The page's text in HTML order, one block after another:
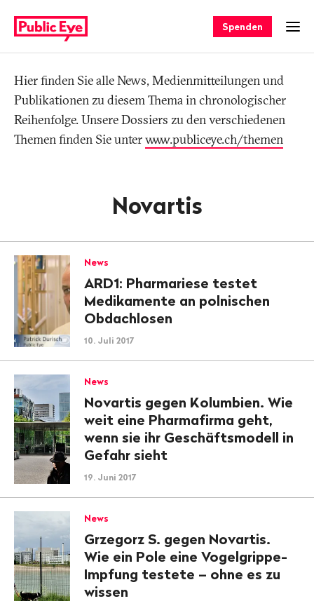
auf
publiceye.ch
Spenden
Tag
Hier finden Sie alle News, Medienmitteilungen und
Publikationen zu diesem Thema in chronologischer
Reihenfolge. Unsere Dossiers zu den verschiedenen
Themen finden Sie unterwww.publiceye.ch/themen
Novartis
News
ARD1: Pharmariese testet
Medikamente an polnischen
Obdachlosen
10. Juli 2017
News
Novartis gegen Kolumbien. Wie
weit eine Pharmafirma geht,
wenn sie ihr Geschäftsmodell in
Gefahr sieht
19. Juni 2017
News
Grzegorz S. gegen Novartis.
Wie ein Pole eine Vogelgrippe-
Impfung testete – ohne es zu
wissen